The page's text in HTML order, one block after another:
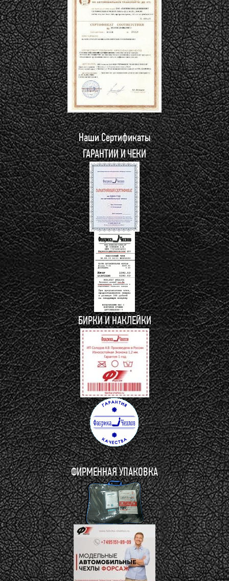
Наши Сертификаты
ГАРАНТИИ И ЧЕКИ
БИРКИ И НАКЛЕЙКИ
ФИРМЕННАЯ УПАКОВКА